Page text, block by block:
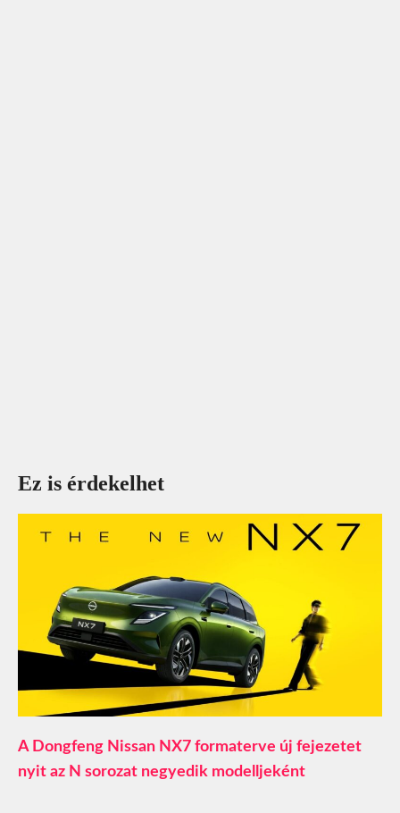
Ez is érdekelhet
A Dongfeng Nissan NX7 formaterve új fejezetet
nyit az N sorozat negyedik modelljeként